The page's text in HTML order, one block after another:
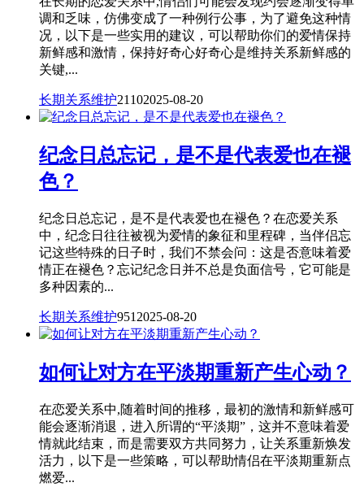
调和乏味，仿佛变成了一种例行公事，为了避免这种情
况，以下是一些实用的建议，可以帮助你们的爱情保持
新鲜感和激情，保持好奇心好奇心是维持关系新鲜感的
关键,...
长期关系维护21102025-08-20
纪念日总忘记，是不是代表爱也在褪
色？
纪念日总忘记，是不是代表爱也在褪色？在恋爱关系
中，纪念日往往被视为爱情的象征和里程碑，当伴侣忘
记这些特殊的日子时，我们不禁会问：这是否意味着爱
情正在褪色？忘记纪念日并不总是负面信号，它可能是
多种因素的...
长期关系维护951 2025-08-20
如何让对方在平淡期重新产生心动？
在恋爱关系中,随着时间的推移，最初的激情和新鲜感可
能会逐渐消退，进入所谓的“平淡期”，这并不意味着爱
情就此结束，而是需要双方共同努力，让关系重新焕发
活力，以下是一些策略，可以帮助情侣在平淡期重新点
燃爱...